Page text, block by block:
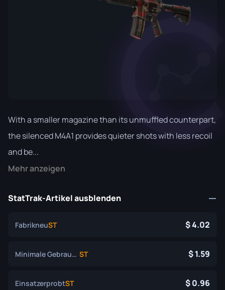
With a smaller magazine than its unmuffled counterpart,
the silenced M4A1 provides quieter shots with less recoil
and be...
Mehr anzeigen
StatTrak-Artikel ausblenden
FabrikneuST 4.02
Minimale Gebrauchsspuren ST 1.59
EinsatzerprobtST 0.96